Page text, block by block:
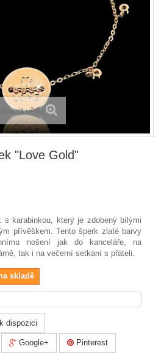
větší
"Love Gold"
s karabinkou, který je zdobený bílými
přívěškem. Tento šperk zlaté barvy
nošení jak do kanceláře, na
tak i na večerní setkání s přáteli.
skladě
dispozici
Google+ Pinterest